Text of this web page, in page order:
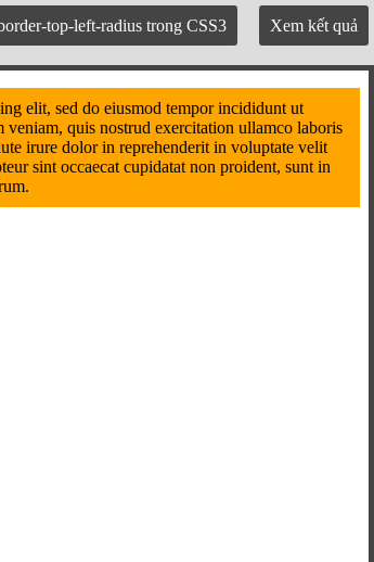
Xem kết quả
top-left-radius trong CSS3